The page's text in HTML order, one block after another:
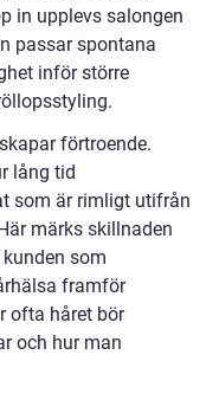
in upplevs salongen
passar spontana
inför större
förtroende.
lång tid
som är rimligt utifrån
märks skillnaden
som
framför
ofta håret bör
och hur man